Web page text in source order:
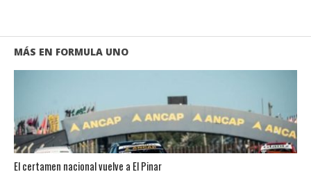
MÁS EN FORMULA UNO
El certamen nacional vuelve a El Pinar